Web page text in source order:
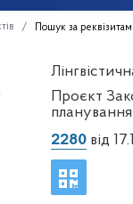
Пошук за
Проєкт
2280від